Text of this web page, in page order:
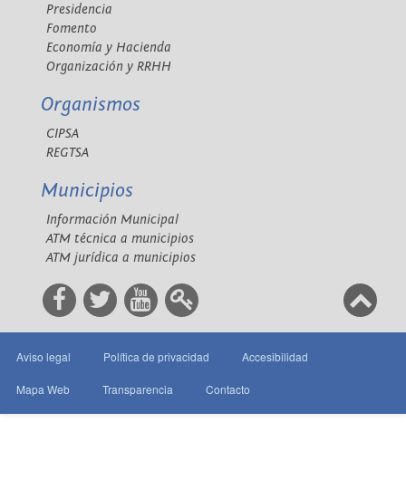
Presidencia
Fomento
Economía y Hacienda
Organización y RRHH
Organismos
CIPSA
REGTSA
Municipios
Información Municipal
ATM técnica a municipios
ATM jurídica a municipios
Aviso legal Política de privacidad Accesibilidad
Mapa Web Transparencia Contacto